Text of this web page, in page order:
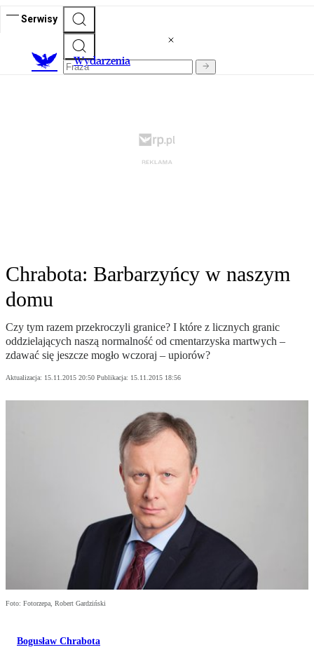
Serwisy
Wydarzenia
Chrabota: Barbarzyńcy w naszym
domu
Czy tym razem przekroczyli granice? I które z licznych granic
oddzielających naszą normalność od cmentarzyska martwych –
zdawać się jeszcze mogło wczoraj – upiorów?
Aktualizacja: 15.11.2015 20:50 Publikacja: 15.11.2015 18:56
Foto: Fotorzepa, Robert Gardziński
Bogusław Chrabota